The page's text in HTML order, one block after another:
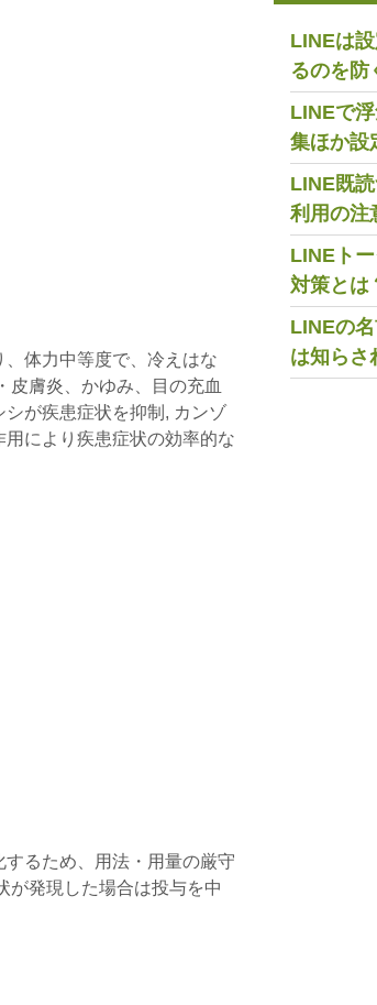
体力中等度で、冷えはな
皮膚炎、かゆみ、目の充血
が疾患症状を抑制, カンゾ
により疾患症状の効率的な
るため、用法・用量の厳守
が発現した場合は投与を中
LINEは
るのを防
LINEで
集ほか設
LINE既
利用の注
LINEト
対策とは
LINEの
は知らさ